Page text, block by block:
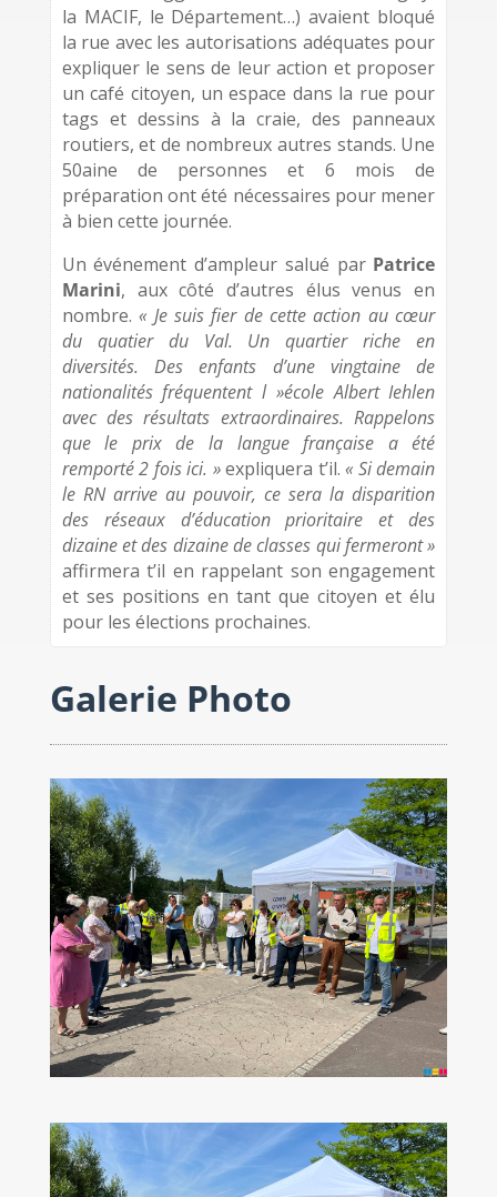
la MACIF, le Département…) avaient bloqué
la rue avec les autorisations adéquates pour
expliquer le sens de leur action et proposer
un café citoyen, un espace dans la rue pour
tags et dessins à la craie, des panneaux
routiers, et de nombreux autres stands. Une
50aine de personnes et 6 mois de
préparation ont été nécessaires pour mener
à bien cette journée.
Un événement d’ampleur salué par Patrice
Marini, aux côté d’autres élus venus en
nombre.« Je suis fier de cette action au cœur
du quatier du Val. Un quartier riche en
diversités. Des enfants d’une vingtaine de
nationalités fréquentent l »école Albert Iehlen
avec des résultats extraordinaires. Rappelons
que le prix de la langue française a été
remporté 2 fois ici. »expliquera t’il.« Si demain
le RN arrive au pouvoir, ce sera la disparition
des réseaux d’éducation prioritaire et des
dizaine et des dizaine de classes qui fermeront »
affirmera t’il en rappelant son engagement
et ses positions en tant que citoyen et élu
pour les élections prochaines.
Galerie Photo